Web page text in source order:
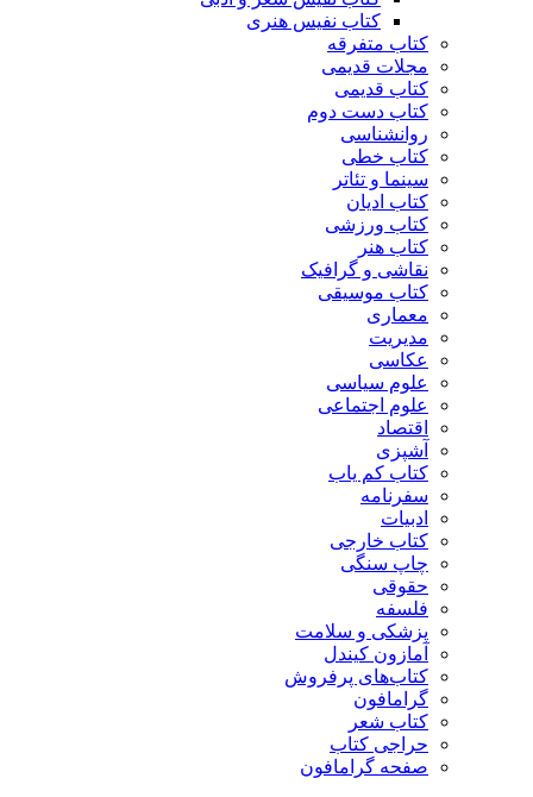
کتاب نفیس هنری
کتاب متفرقه
مجلات قدیمی
کتاب قدیمی
کتاب دست دوم
روانشناسی
کتاب خطی
سینما و تئاتر
کتاب ادیان
کتاب ورزشی
کتاب هنر
نقاشی و گرافیک
کتاب موسیقی
معماری
مدیریت
عکاسی
علوم سیاسی
علوم اجتماعی
اقتصاد
آشپزی
کتاب کم یاب
سفرنامه
ادبیات
کتاب خارجی
چاپ سنگی
حقوقی
فلسفه
پزشکی و سلامت
آمازون کیندل
کتاب‌های پرفروش
گرامافون
کتاب شعر
حراجی کتاب
صفحه گرامافون